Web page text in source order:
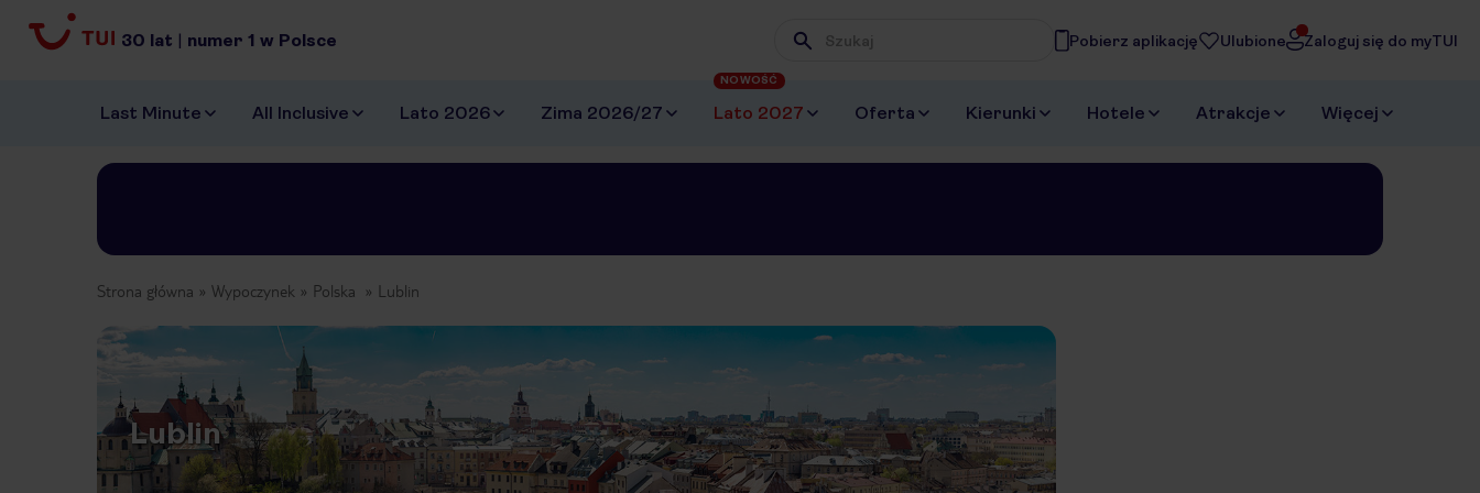
30 lat | numer 1 w Polsce Wpisz frazę, której szukasz
Pobierz aplikację Ulubione Zaloguj się do myTUI
Last Minute All Inclusive Lato 2026 Zima 2026/27 Lato 2027
NOWOŚĆ
Oferta Kierunki Hotele Atrakcje Więcej
Strona główna Wypoczynek Polska Lublin
Lublin